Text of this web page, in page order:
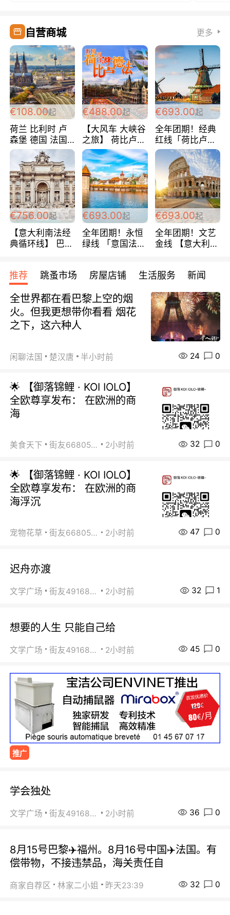
自营商城 更多
€108.00起
荷兰 比利时 卢
森堡 德国 法国
超爽玩遍西欧 循
环线 全程四星宾
馆 108欧/人/天
€488.00起
【大风车 大峡谷
之旅】 荷比卢德
法 巴黎上下 经
典五国四日游
488欧/人
€693.00起
全年团期！经典
红线「荷比卢德
法」七天循环 五
国 仅售99欧/人/
天！巴黎上下！
包拼房~
€756.00起
【意大利南法经
典循环线】 巴黎
宾馆 108欧/天起
全程756欧/位
€693.00起
全年团期！永恒
绿线 「意国法
欧/天起 ~包拼房
€693.00起
全年团期！文艺
金线 【意大利一
每周铁发！
推荐 跳蚤市场 房屋店铺 生活服务 新闻
全世界都在看巴黎上空的烟
火。但我更想带你看看 烟花
之下，这六种人
闲聊法国 楚汉唐 半小时前 24 0
🌟 【御落锦鲤 · KOI IOLO】
全欧尊享发布： 在欧洲的商
海
美食天下 街友66805488 2小时前 32 0
🌟 【御落锦鲤 · KOI IOLO】
全欧尊享发布： 在欧洲的商
海浮沉
宠物花草 街友66805488 2小时前 47 0
迟舟亦渡
文学广场 街友49168527 2小时前 32 1
想要的人生 只能自己给
文学广场 街友49168527 2小时前 45 0
推广
学会独处
文学广场 街友49168527 2小时前 36 0
8月15号巴黎✈️福州。8月16号中国✈️法国。有
偿带物，不接违禁品，海关责任自
商家自荐区 林家二小姐 昨天23:39 32 0